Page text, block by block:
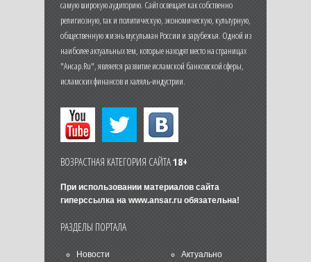
самую широкую аудиторию. Сайт освещает как собственно
религиозную, так и политическую, экономическую, культурную,
общественную жизнь мусульман России и зарубежья. Одной из
наиболее актуальных тем, которые находят место на страницах
"Ансар.Ru", является развитие исламской банковской сферы,
исламских финансов и халяль-индустрии.
ВОЗРАСТНАЯ КАТЕГОРИЯ САЙТА18+
При использовании материалов сайта
гиперссылка на www.ansar.ruобязательна!
РАЗДЕЛЫ ПОРТАЛА
Новости
Актуально